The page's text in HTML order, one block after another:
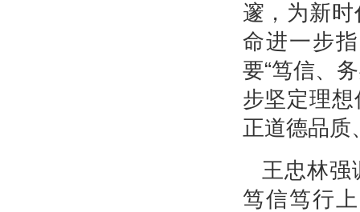
邃，为新
命进一步
要“笃信、
步坚定理
正道德品质
王忠林强
笃信笃行